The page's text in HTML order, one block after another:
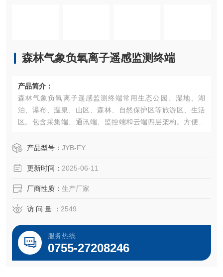
森林气象负氧离子遥感监测终端
产品简介：
森林气象负氧离子遥感监测终端常用生态公园、湿地、湖
泊、瀑布、温泉、山区、森林、自然保护区等旅游区、生活
区。包含采集端、通讯端、监控端和云端四层架构。方便客
产品型号： JYB-FY
更新时间： 2025-06-11
厂商性质： 生产厂家
访 问 量 ： 2549
服务热线
0755-27208246